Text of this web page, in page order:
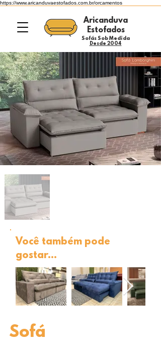
https://www.aricanduvaestofados.com.br/orcamentos
Aricanduva
Estofados
Desde 2004
Sofás Sob Medida
Você também pode
gostar...
Sofá